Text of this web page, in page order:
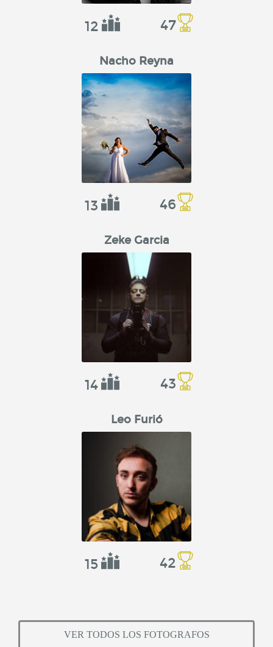
12 47
Nacho Reyna
13 46
Zeke Garcia
14 43
Leo Furió
15 42
VER TODOS LOS FOTOGRAFOS